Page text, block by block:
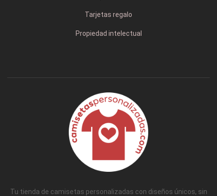
Tarjetas regalo
Propiedad intelectual
Tu tienda de camisetas personalizadas con diseños únicos, sin